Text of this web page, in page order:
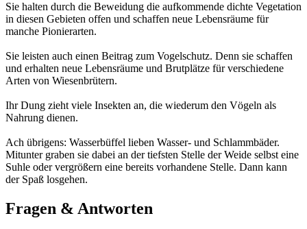
Sie halten durch die Beweidung die aufkommende dichte Vegetation
in diesen Gebieten offen und schaffen neue Lebensräume für
manche Pionierarten.
Sie leisten auch einen Beitrag zum Vogelschutz. Denn sie schaffen
und erhalten neue Lebensräume und Brutplätze für verschiedene
Arten von Wiesenbrütern.
Ihr Dung zieht viele Insekten an, die wiederum den Vögeln als
Nahrung dienen.
Ach übrigens: Wasserbüffel lieben Wasser- und Schlammbäder.
Mitunter graben sie dabei an der tiefsten Stelle der Weide selbst eine
Suhle oder vergrößern eine bereits vorhandene Stelle. Dann kann
der Spaß losgehen.
Fragen & Antworten